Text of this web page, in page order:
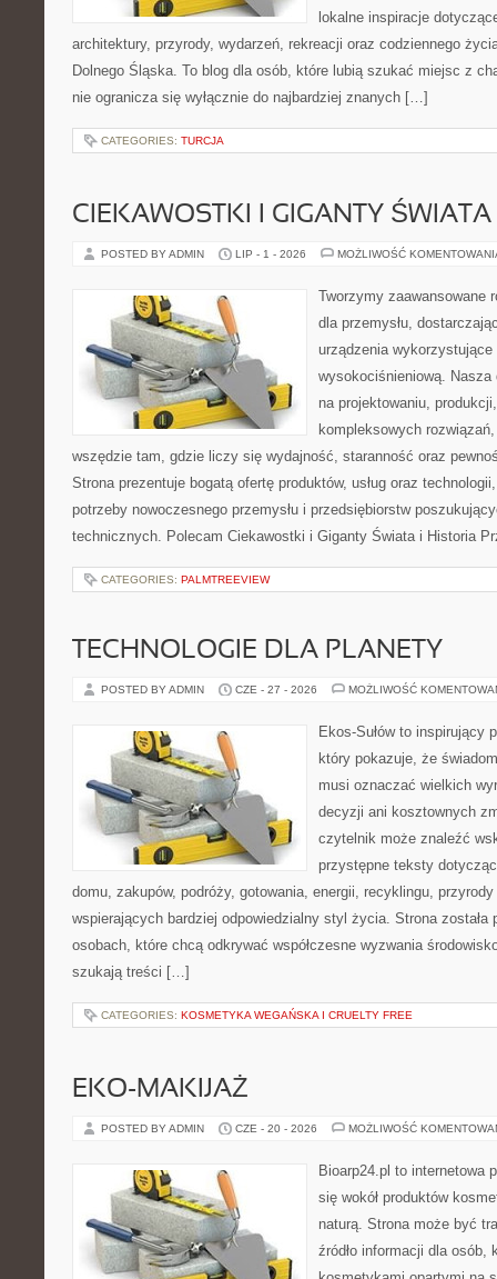
lokalne inspiracje
architektury, przyrody, wydarzeń, rekreacji oraz codziennego
Dolnego Śląska. To blog dla osób, które lubią szukać miejsc z
nie ogranicza się wyłącznie do najbardziej znanych […]
CATEGORIES: TURCJA
CIEKAWOSTKI I GIGANTY ŚWIATA
POSTED BY ADMIN LIP - 1 - 2026 MOŻLIWOŚĆ
Tworzymy zaawansowane
dla przemysłu,
urządzenia wykorzystujące
wysokociśnieniową. Nasza
na projektowaniu,
kompleksowych
wszędzie tam, gdzie liczy się wydajność, staranność oraz
Strona prezentuje bogatą ofertę produktów, usług oraz
potrzeby nowoczesnego przemysłu i przedsiębiorstw
technicznych. Polecam Ciekawostki i Giganty Świata i Historia
CATEGORIES: PALMTREEVIEW
TECHNOLOGIE DLA PLANETY
POSTED BY ADMIN CZE - 27 - 2026 MOŻLIWOŚĆ
Ekos-Sułów to inspirujący
który pokazuje, że
musi oznaczać wielkich
decyzji ani kosztownych
czytelnik może znaleźć
przystępne teksty
domu, zakupów, podróży, gotowania, energii, recyklingu,
wspierających bardziej odpowiedzialny styl życia. Strona została
osobach, które chcą odkrywać współczesne wyzwania
szukają treści […]
CATEGORIES: KOSMETYKA WEGAŃSKA I CRUELTY FREE
EKO-MAKIJAŻ
POSTED BY ADMIN CZE - 20 - 2026 MOŻLIWOŚĆ
Bioarp24.pl to internetowa
się wokół produktów
naturą. Strona może być
źródło informacji dla osób,